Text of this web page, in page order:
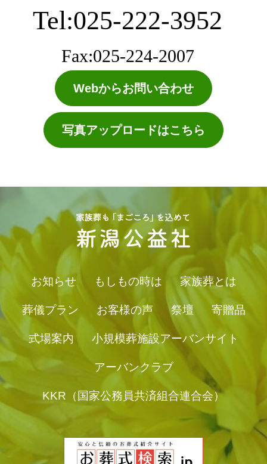
Tel:025-222-3952
Fax:025-224-2007
Webからお問い合わせ
写真アップロードはこちら
お知らせ もしもの時は 家族葬とは
葬儀プラン お客様の声 祭壇 寄贈品
式場案内 小規模葬施設アーバンサイト
アーバンクラブ
KKR（国家公務員共済組合連合会）